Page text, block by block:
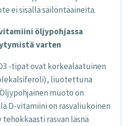
ei sisällä säilöntäaineita.
öljypohjassa
varten
-tipat ovat korkealaatuinen
liuotettuna
muoto on
D-vitamiini on rasvaliukoinen
rasvan läsnä